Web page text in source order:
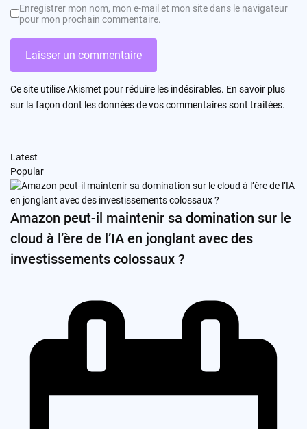
Enregistrer mon nom, mon e-mail et mon site dans le navigateur
pour mon prochain commentaire.
Ce site utilise Akismet pour réduire les indésirables. En savoir plus
sur la façon dont les données de vos commentaires sont traitées.
Latest
Popular
Amazon peut-il maintenir sa domination sur le
cloud à l’ère de l’IA en jonglant avec des
investissements colossaux ?